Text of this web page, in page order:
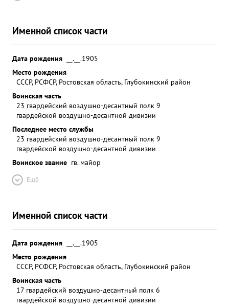
Именной список части
Дата рождения
__.__.1905
Место рождения
СССР, РСФСР, Ростовская область, Глубокинский район
Воинская часть
23 гвардейский воздушно-десантный полк 9
гвардейской воздушно-десантной дивизии
Последнее место службы
23 гвардейский воздушно-десантный полк 9
гвардейской воздушно-десантной дивизии
Воинское звание гв. майор
Ещё
Именной список части
Дата рождения
__.__.1905
Место рождения
СССР, РСФСР, Ростовская область, Глубокинский район
Воинская часть
17 гвардейский воздушно-десантный полк 6
гвардейской воздушно-десантной дивизии